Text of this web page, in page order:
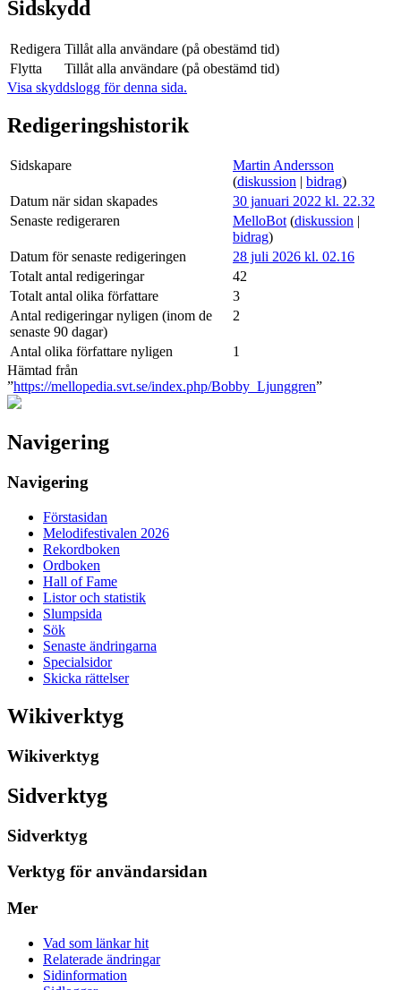
Sidskydd
Redigera Tillåt alla användare (på obestämd tid)
Flytta
Tillåt alla användare (på obestämd tid)
Visa skyddslogg för denna sida.
Redigeringshistorik
Sidskapare
Martin Andersson
(diskussion | bidrag)
Datum när sidan skapades
30 januari 2022 kl. 22.32
Senaste redigeraren
MelloBot (diskussion |
bidrag)
Datum för senaste redigeringen
28 juli 2026 kl. 02.16
Totalt antal redigeringar
42
Totalt antal olika författare
3
Antal redigeringar nyligen (inom de
senaste 90 dagar)
2
Antal olika författare nyligen
1
Hämtad från
”https://mellopedia.svt.se/index.php/Bobby_Ljunggren”
Navigering
Navigering
Förstasidan
Melodifestivalen 2026
Rekordboken
Ordboken
Hall of Fame
Listor och statistik
Slumpsida
Sök
Senaste ändringarna
Specialsidor
Skicka rättelser
Wikiverktyg
Wikiverktyg
Sidverktyg
Sidverktyg
Verktyg för användarsidan
Mer
Vad som länkar hit
Relaterade ändringar
Sidinformation